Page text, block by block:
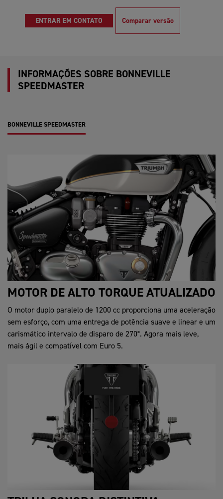
ENTRAR EM CONTATO Comparar versão
INFORMAÇÕES SOBRE BONNEVILLE
SPEEDMASTER
BONNEVILLE SPEEDMASTER
MOTOR DE ALTO TORQUE ATUALIZADO
O motor duplo paralelo de 1200 cc proporciona uma aceleração
sem esforço, com uma entrega de potência suave e linear e um
carismático intervalo de disparo de 270°. Agora mais leve,
mais ágil e compatível com Euro 5.